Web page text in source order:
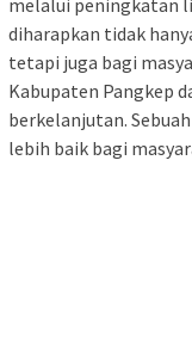
diharapkan tidak
tetapi juga bagi
Kabupaten Pangkep
berkelanjutan.
lebih baik bagi